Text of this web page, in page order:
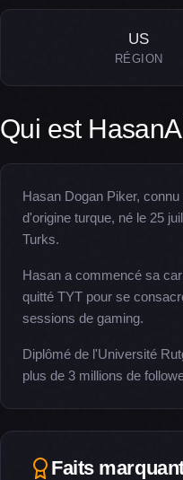
US
RÉGION
Qui est
Hasan Dogan Piker,
d'origine turque, né le 25
Turks.
Hasan a commencé sa
quitté TYT pour se
sessions de gaming.
Diplômé de l'Université
plus de 3 millions de
Faits